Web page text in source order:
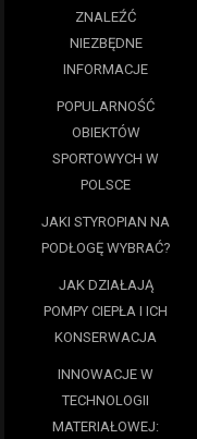
ZNALEŹĆ
NIEZBĘDNE
INFORMACJE
POPULARNOŚĆ
OBIEKTÓW
SPORTOWYCH W
POLSCE
JAKI STYROPIAN NA
PODŁOGĘ WYBRAĆ?
JAK DZIAŁAJĄ
POMPY CIEPŁA I ICH
KONSERWACJA
INNOWACJE W
TECHNOLOGII
MATERIAŁOWEJ: